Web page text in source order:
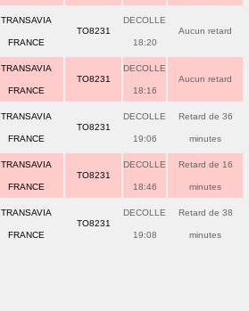
TRANSAVIA
FRANCE
TO8231
DECOLLE
18:20
Aucun retard
TRANSAVIA
FRANCE
TO8231
DECOLLE
18:16
Aucun retard
TRANSAVIA
FRANCE
TO8231
DECOLLE
19:06
Retard de 36
minutes
TRANSAVIA
FRANCE
TO8231
DECOLLE
18:46
Retard de 16
minutes
TRANSAVIA
FRANCE
TO8231
DECOLLE
19:08
Retard de 38
minutes